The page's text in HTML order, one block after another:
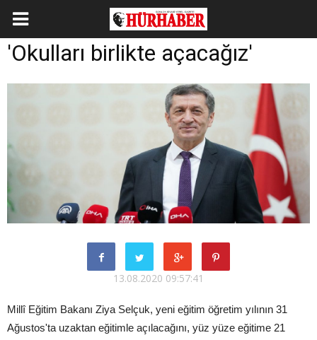
'Okulları birlikte açacağız'
13.08.2020 09:57:41
Millî Eğitim Bakanı Ziya Selçuk, yeni eğitim öğretim yılının 31
Ağustos'ta uzaktan eğitimle açılacağını, yüz yüze eğitime 21